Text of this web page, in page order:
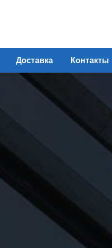
Доставка Контакты